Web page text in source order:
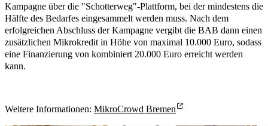
Kampagne über die "Schotterweg"-Plattform, bei der mindestens die
Hälfte des Bedarfes eingesammelt werden muss. Nach dem
erfolgreichen Abschluss der Kampagne vergibt die BAB dann einen
zusätzlichen Mikrokredit in Höhe von maximal 10.000 Euro, sodass
eine Finanzierung von kombiniert 20.000 Euro erreicht werden
kann.
Weitere Informationen: MikroCrowd Bremen